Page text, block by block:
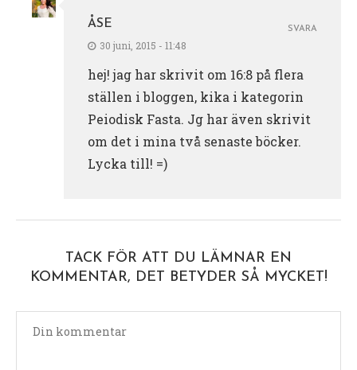
ÅSE
30 juni, 2015 - 11:48
hej! jag har skrivit om 16:8 på flera
ställen i bloggen, kika i kategorin
Peiodisk Fasta. Jg har även skrivit
om det i mina två senaste böcker.
Lycka till! =)
SVARA
TACK FÖR ATT DU LÄMNAR EN
KOMMENTAR, DET BETYDER SÅ MYCKET!